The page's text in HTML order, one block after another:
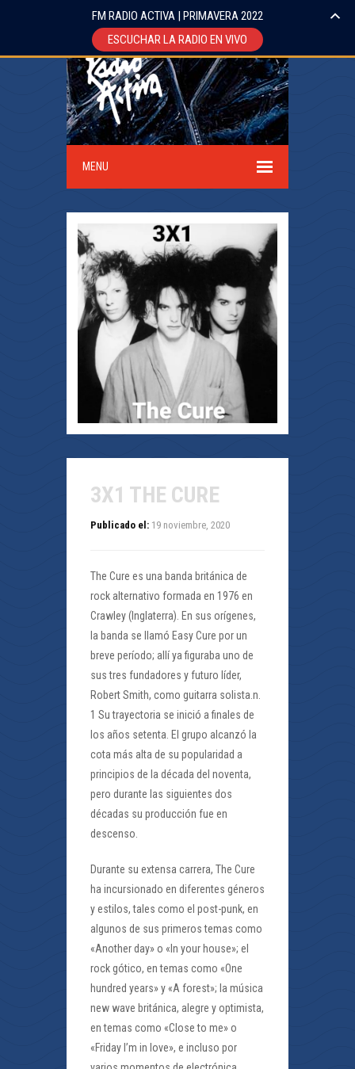
MENU
3X1 THE CURE
Publicado el: 19 noviembre, 2020
The Cure es una banda británica de
rock alternativo formada en 1976 en
Crawley (Inglaterra). En sus orígenes,
la banda se llamó Easy Cure por un
breve período; allí ya figuraba uno de
sus tres fundadores y futuro líder,
Robert Smith, como guitarra solista.n.
1 Su trayectoria se inició a finales de
los años setenta. El grupo alcanzó la
cota más alta de su popularidad a
principios de la década del noventa,
pero durante las siguientes dos
décadas su producción fue en
descenso.
Durante su extensa carrera, The Cure
ha incursionado en diferentes géneros
y estilos, tales como el post-punk, en
algunos de sus primeros temas como
«Another day» o «In your house»; el
rock gótico, en temas como «One
hundred years» y «A forest»; la música
new wave británica, alegre y optimista,
en temas como «Close to me» o
«Friday I’m in love», e incluso por
FM RADIO ACTIVA | PRIMAVERA 2022
ESCUCHAR LA RADIO EN VIVO